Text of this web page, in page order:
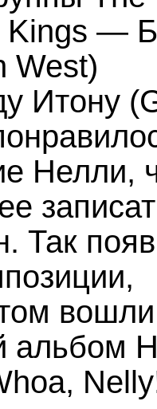
Kings —
West)
Итону
Нелли,
Так
вошли
альбом